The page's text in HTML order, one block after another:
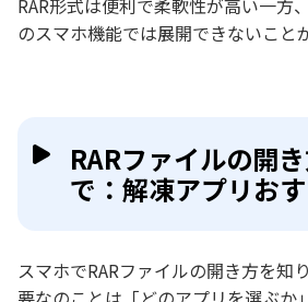
RAR形式は便利で柔軟性が高い一方
のスマホ機能では展開できないこと
RARファイルの開
で：解凍アプリお
スマホでRARファイルの開き方を知